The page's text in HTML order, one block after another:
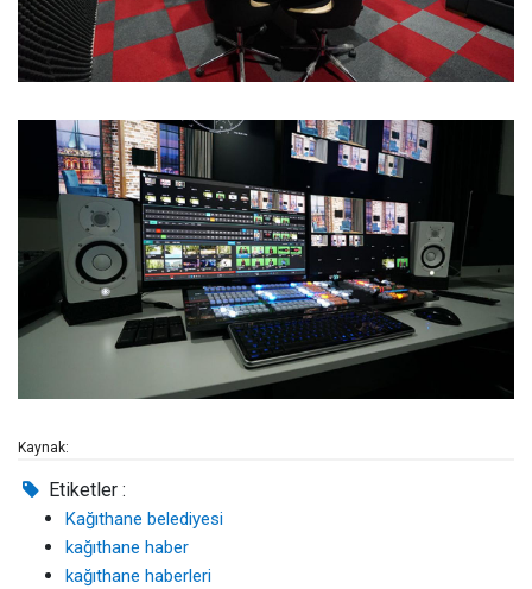
Kaynak:
Etiketler :
Kağıthane belediyesi
kağıthane haber
kağıthane haberleri